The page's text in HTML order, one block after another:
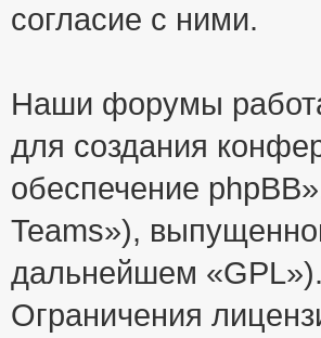
согласие с ними.
Наши форумы
для создания
обеспечение
Teams»),
дальнейшем
Ограничения